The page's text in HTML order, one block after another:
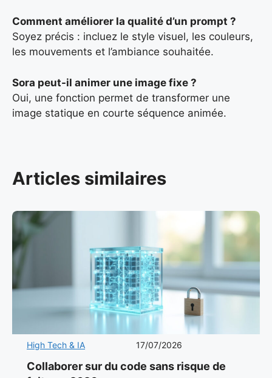
Comment améliorer la qualité d’un prompt ?
Soyez précis : incluez le style visuel, les couleurs,
les mouvements et l’ambiance souhaitée.
Sora peut-il animer une image fixe ?
Oui, une fonction permet de transformer une
image statique en courte séquence animée.
Articles similaires
High Tech & IA 17/07/2026
Collaborer sur du code sans risque de